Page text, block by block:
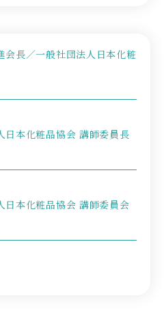
会長／一般社団法人日本化粧
日本化粧品協会 講師委員長
日本化粧品協会 講師委員会